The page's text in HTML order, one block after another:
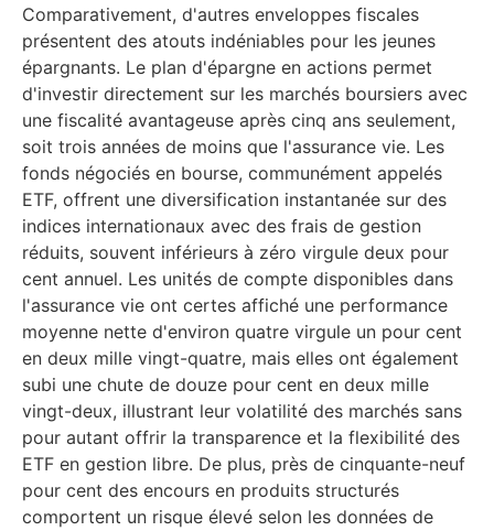
Comparativement, d'autres enveloppes fiscales
présentent des atouts indéniables pour les jeunes
épargnants. Le plan d'épargne en actions permet
d'investir directement sur les marchés boursiers avec
une fiscalité avantageuse après cinq ans seulement,
soit trois années de moins que l'assurance vie. Les
fonds négociés en bourse, communément appelés
ETF, offrent une diversification instantanée sur des
indices internationaux avec des frais de gestion
réduits, souvent inférieurs à zéro virgule deux pour
cent annuel. Les unités de compte disponibles dans
l'assurance vie ont certes affiché une performance
moyenne nette d'environ quatre virgule un pour cent
en deux mille vingt-quatre, mais elles ont également
subi une chute de douze pour cent en deux mille
vingt-deux, illustrant leur volatilité des marchés sans
pour autant offrir la transparence et la flexibilité des
ETF en gestion libre. De plus, près de cinquante-neuf
pour cent des encours en produits structurés
comportent un risque élevé selon les données de